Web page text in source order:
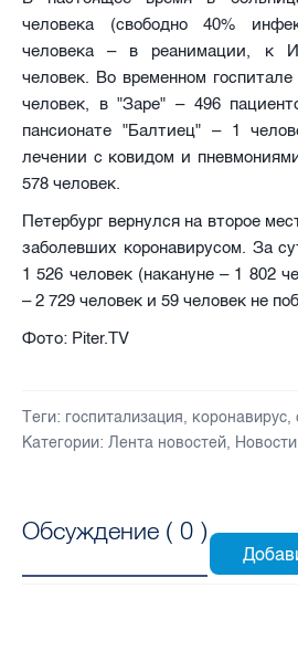
человека (свободно 40%
человека – в реанимации, к
человек. Во временном
человек, в "Заре" – 496
пансионате "Балтиец" – 1
лечении с ковидом и
578 человек.
Петербург вернулся на второе
заболевших коронавирусом. За
1 526 человек (накануне – 1 802
– 2 729 человек и 59 человек не
Фото: Piter.TV
Теги: госпитализация, коронавирус,
Категории: Лента новостей,
Обсуждение ( 0 )